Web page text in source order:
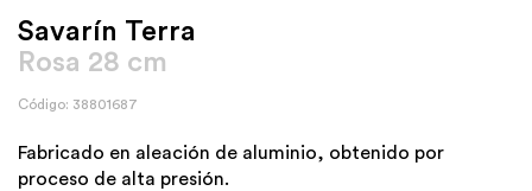
Savarín Terra
Rosa 28 cm
Código: 38801687
Fabricado en aleación de aluminio, obtenido por
proceso de alta presión.